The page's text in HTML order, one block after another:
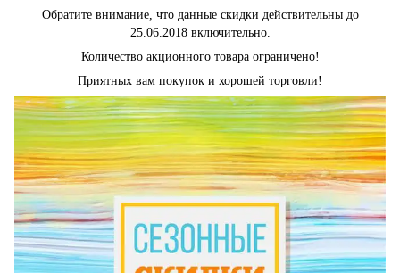
Обратите внимание, что данные скидки действительны до
25.06.2018 включительно.
Количество акционного товара ограничено!
Приятных вам покупок и хорошей торговли!